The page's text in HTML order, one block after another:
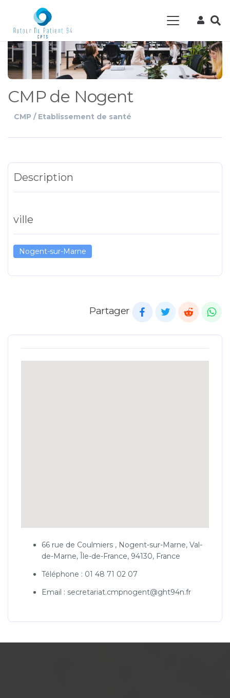
CMP de Nogent
CMP / Etablissement de santé
Description
ville
Nogent-sur-Marne
Partager
66 rue de Coulmiers , Nogent-sur-Marne, Val-
de-Marne, Île-de-France, 94130, France
Téléphone : 01 48 71 02 07
Email : secretariat.cmpnogent@ght94n.fr